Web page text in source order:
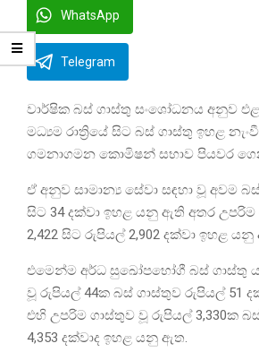
WhatsApp
Telegram
වාර්ෂික බස් ගාස්තු සංශෝධනය අනුව
මධ්‍යම රාත්‍රියේ සිට බස් ගාස්තු ඉහළ
ගමනාගමන කොමිෂන් සභාව පියවර
ඒ අනුව සාමාන්‍ය සේවා සඳහා වූ අවම
සිට 34 දක්වා ඉහළ යනු ඇති අතර
2,422 සිට රුපියල් 2,902 දක්වා ඉහළ
එමෙන්ම අර්ධ සුඛෝපභෝගී බස් ගාස්තු
වූ රුපියල් 44ක බස් ගාස්තුව රුපියල් 51
එහි උපරිම ගාස්තුව වූ රුපියල් 3,330ක
4,353 දක්වාද ඉහළ යනු ඇත.